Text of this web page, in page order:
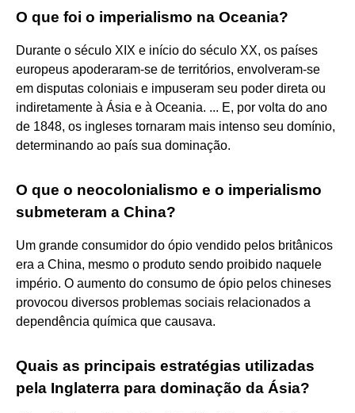
O que foi o imperialismo na Oceania?
Durante o século XIX e início do século XX, os países
europeus apoderaram-se de territórios, envolveram-se
em disputas coloniais e impuseram seu poder direta ou
indiretamente à Ásia e à Oceania. ... E, por volta do ano
de 1848, os ingleses tornaram mais intenso seu domínio,
determinando ao país sua dominação.
O que o neocolonialismo e o imperialismo
submeteram a China?
Um grande consumidor do ópio vendido pelos britânicos
era a China, mesmo o produto sendo proibido naquele
império. O aumento do consumo de ópio pelos chineses
provocou diversos problemas sociais relacionados a
dependência química que causava.
Quais as principais estratégias utilizadas
pela Inglaterra para dominação da Ásia?